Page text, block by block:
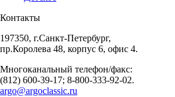
Контакты
197350, г.Санкт-Петербург,
пр.Королева 48, корпус 6, офис 4.
Многоканальный телефон/факс:
(812) 600-39-17; 8-800-333-92-02.
argo@argoclassic.ru